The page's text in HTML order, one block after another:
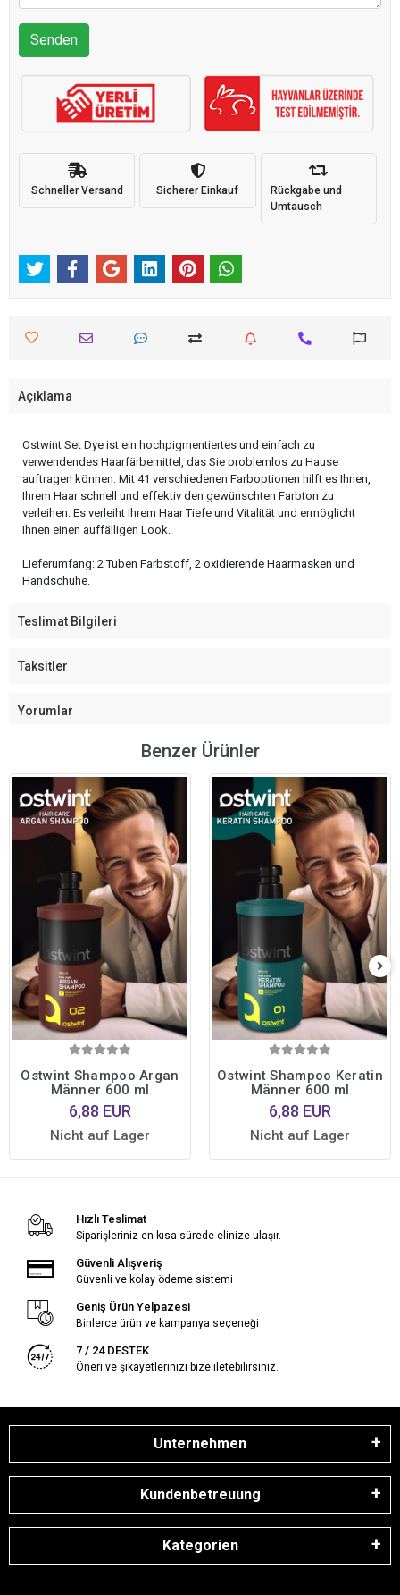
Senden
Schneller Versand Sicherer Einkauf
Rückgabe und
Umtausch
Açıklama
Ostwint Set Dye ist ein hochpigmentiertes und einfach zu
verwendendes Haarfärbemittel, das Sie problemlos zu Hause
auftragen können. Mit 41 verschiedenen Farboptionen hilft es Ihnen,
Ihrem Haar schnell und effektiv den gewünschten Farbton zu
verleihen. Es verleiht Ihrem Haar Tiefe und Vitalität und ermöglicht
Ihnen einen auffälligen Look.
Lieferumfang: 2 Tuben Farbstoff, 2 oxidierende Haarmasken und
Handschuhe.
Teslimat Bilgileri
Taksitler
Yorumlar
Benzer Ürünler
Ostwint Shampoo Argan
Männer 600 ml
6,88 EUR
Nicht auf Lager
Ostwint Shampoo Keratin
Männer 600 ml
6,88 EUR
Nicht auf Lager
Hızlı Teslimat
Siparişleriniz en kısa sürede elinize ulaşır.
Güvenli Alışveriş
Güvenli ve kolay ödeme sistemi
Geniş Ürün Yelpazesi
Binlerce ürün ve kampanya seçeneği
7 / 24 DESTEK
Öneri ve şikayetlerinizi bize iletebilirsiniz.
Unternehmen
Kundenbetreuung
Kategorien